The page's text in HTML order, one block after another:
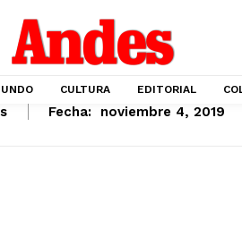
CULTURA EDITORIAL
Fecha: noviembre 4, 2019